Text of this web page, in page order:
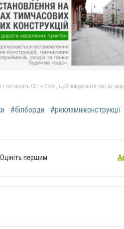
натисніть Ctrl + Enter, щоб повідомити про це
#білборди #рекламніконструкції
Оцініть першим